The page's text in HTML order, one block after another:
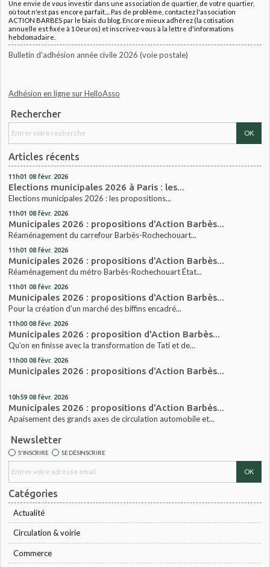
Une envie de vous investir dans une association de quartier, de votre quartier,
où tout n'est pas encore parfait.... Pas de problème, contactez l'association
ACTION BARBES par le biais du blog. Encore mieux adhérez (la cotisation
annuelle est fixée à 10euros) et inscrivez-vous à la lettre d'informations
hebdomadaire.
Bulletin d'adhésion année civile 2026 (voie postale)
Adhésion en ligne sur HelloAsso
Rechercher
Articles récents
11h01 08 févr. 2026
Elections municipales 2026 à Paris : les...
Elections municipales 2026 : les propositions...
11h01 08 févr. 2026
Municipales 2026 : propositions d'Action Barbès...
Réaménagement du carrefour Barbès-Rochechouart...
11h01 08 févr. 2026
Municipales 2026 : propositions d'Action Barbès...
Réaménagement du métro Barbès-Rochechouart État...
11h01 08 févr. 2026
Municipales 2026 : propositions d'Action Barbès...
Pour la création d’un marché des biffins encadré...
11h00 08 févr. 2026
Municipales 2026 : proposition d'Action Barbès...
Qu’on en finisse avec la transformation de Tati et de...
11h00 08 févr. 2026
Municipales 2026 : propositions d'Action Barbès...
10h59 08 févr. 2026
Municipales 2026 : propositions d'Action Barbès...
Apaisement des grands axes de circulation automobile et...
Newsletter
S'INSCRIRE SE DÉSINSCRIRE
Catégories
Actualité
Circulation & voirie
Commerce